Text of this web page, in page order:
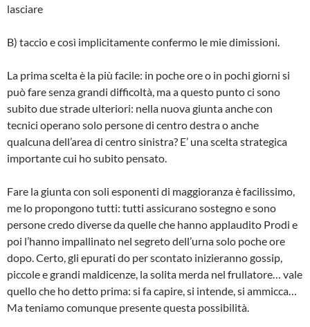
lasciare
B) taccio e così implicitamente confermo le mie dimissioni.
La prima scelta è la più facile: in poche ore o in pochi giorni si
può fare senza grandi difficoltà, ma a questo punto ci sono
subito due strade ulteriori: nella nuova giunta anche con
tecnici operano solo persone di centro destra o anche
qualcuna dell’area di centro sinistra? E’ una scelta strategica
importante cui ho subito pensato.
Fare la giunta con soli esponenti di maggioranza è facilissimo,
me lo propongono tutti: tutti assicurano sostegno e sono
persone credo diverse da quelle che hanno applaudito Prodi e
poi l’hanno impallinato nel segreto dell’urna solo poche ore
dopo. Certo, gli epurati do per scontato inizieranno gossip,
piccole e grandi maldicenze, la solita merda nel frullatore… vale
quello che ho detto prima: si fa capire, si intende, si ammicca…
Ma teniamo comunque presente questa possibilità.